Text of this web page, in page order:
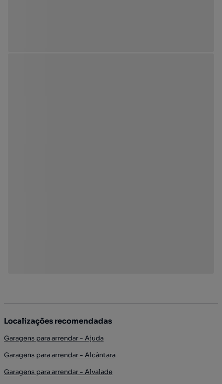
Localizações recomendadas
Garagens para arrendar - Ajuda
Garagens para arrendar - Alcântara
Garagens para arrendar - Alvalade